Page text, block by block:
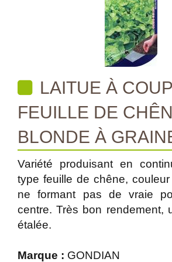
LAITUE À
FEUILLE DE
BLONDE À
Variété produisant en
type feuille de chêne,
ne formant pas de vraie
centre. Très bon rendement,
étalée.
Marque : GONDIAN